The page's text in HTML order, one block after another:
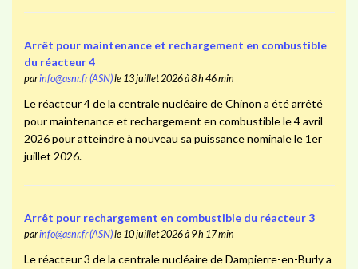
Arrêt pour maintenance et rechargement en combustible
du réacteur 4
parinfo@asnr.fr (ASN)le 13 juillet 2026 à 8 h 46 min
Le réacteur 4 de la centrale nucléaire de Chinon a été arrêté
pour maintenance et rechargement en combustible le 4 avril
2026 pour atteindre à nouveau sa puissance nominale le 1er
juillet 2026.
Arrêt pour rechargement en combustible du réacteur 3
parinfo@asnr.fr (ASN)le 10 juillet 2026 à 9 h 17 min
Le réacteur 3 de la centrale nucléaire de Dampierre-en-Burly a